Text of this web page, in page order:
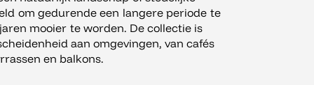
om gedurende een langere periode te
mooier te worden. De collectie is
aan omgevingen, van cafés
en balkons.